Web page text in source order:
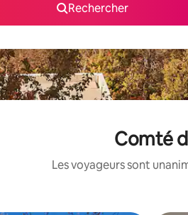
Rechercher
Comté
Les voyageurs sont